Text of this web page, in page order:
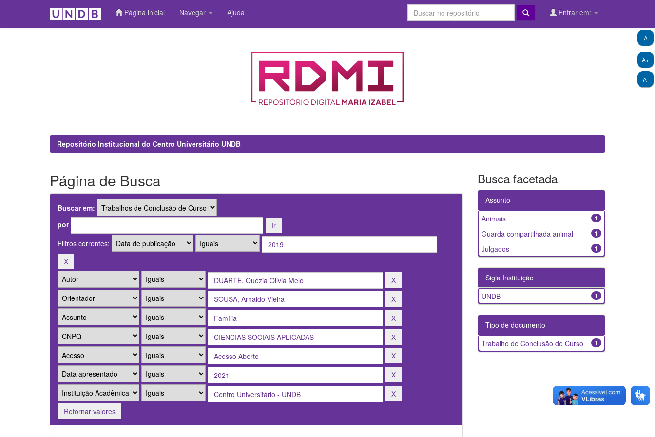
Página inicial Navegar Ajuda Entrar em:
A+
A-
A
Repositório Institucional do Centro Universitário UNDB
Página de Busca
Buscar em:
por
Filtros correntes:
Retornar valores
Busca facetada
Assunto
1
Animais
1
Guarda compartilhada animal
1
Julgados
Sigla Instituição
1
UNDB
Tipo de documento
1
Trabalho de Conclusão de Curso